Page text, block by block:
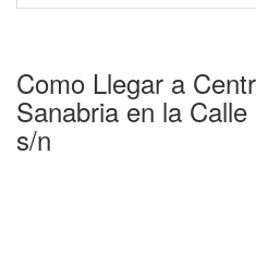
Como Llegar a
Sanabria en la
s/n